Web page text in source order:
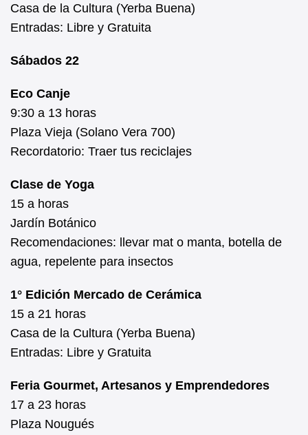
Casa de la Cultura (Yerba Buena)
Entradas: Libre y Gratuita
Sábados 22
Eco Canje
9:30 a 13 horas
Plaza Vieja (Solano Vera 700)
Recordatorio: Traer tus reciclajes
Clase de Yoga
15 a horas
Jardín Botánico
Recomendaciones: llevar mat o manta, botella de
agua, repelente para insectos
1° Edición Mercado de Cerámica
15 a 21 horas
Casa de la Cultura (Yerba Buena)
Entradas: Libre y Gratuita
Feria Gourmet, Artesanos y Emprendedores
17 a 23 horas
Plaza Nougués